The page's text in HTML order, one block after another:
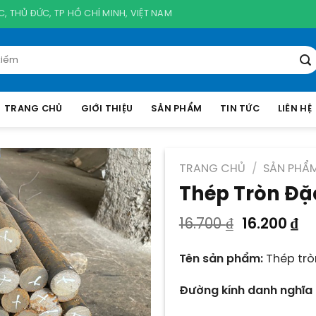
THỦ ĐỨC, TP HỒ CHÍ MINH, VIỆT NAM
TRANG CHỦ GIỚI THIỆU SẢN PHẨM TIN TỨC LIÊN HỆ
TRANG CHỦ / SẢN
Thép Tròn
16.700₫
Giá
là:
16.700 ₫.
16.200₫
là:
Tên sản phẩm:Thép
Đường kính danh nghĩa